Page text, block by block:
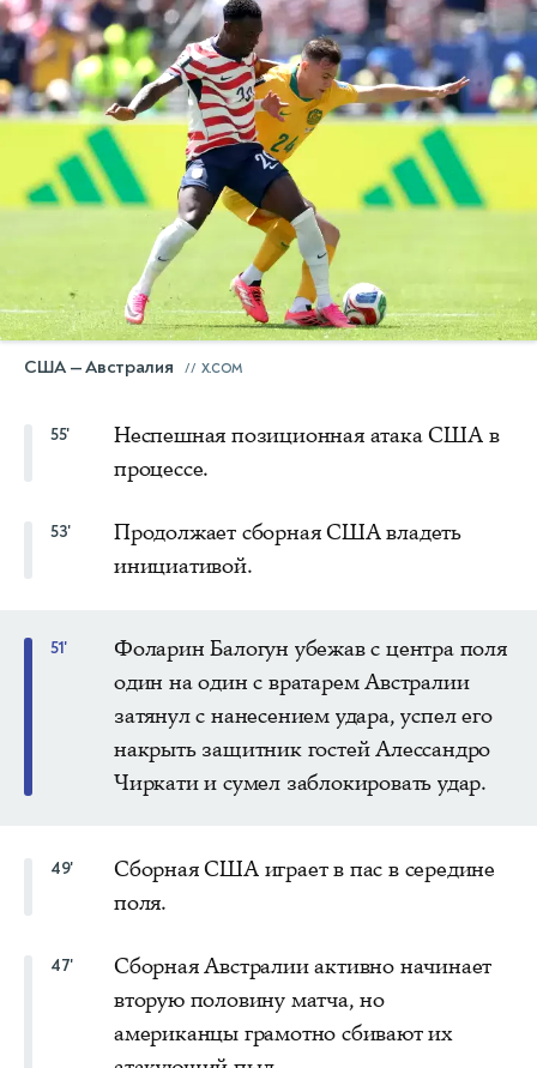
США — Австралия X.COM
55'
Неспешная позиционная атака США в
процессе.
53'
Продолжает сборная США владеть
инициативой.
51'
Фоларин Балогун убежав с центра поля
один на один с вратарем Австралии
затянул с нанесением удара, успел его
накрыть защитник гостей Алессандро
Чиркати и сумел заблокировать удар.
49'
Сборная США играет в пас в середине
поля.
47'
Сборная Австралии активно начинает
вторую половину матча, но
американцы грамотно сбивают их